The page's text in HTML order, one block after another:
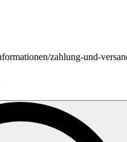
zahlung-und-